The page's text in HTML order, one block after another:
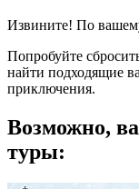
Извините! По
Попробуйте
найти подходящие
приключения.
Возможно,
туры: